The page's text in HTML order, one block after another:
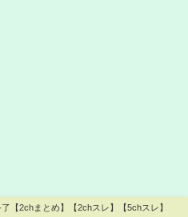
【2chまとめ】【2chスレ】【5chスレ】